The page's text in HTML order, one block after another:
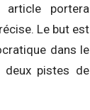
portera
Le but est
dans le
deux pistes de